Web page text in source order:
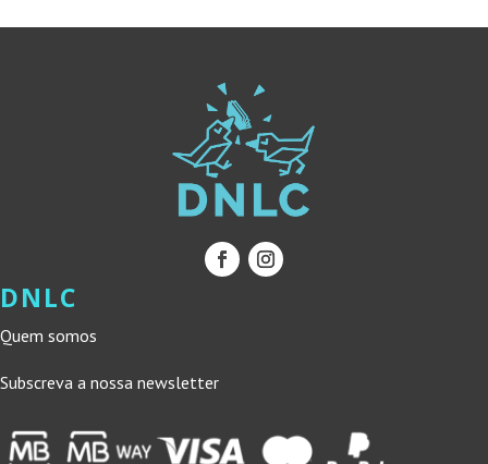
DNLC
Quem somos
Subscreva a nossa newsletter